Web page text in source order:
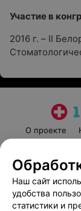
Участие в
2016 г. – II
О проекте
Наш сайт
удобства
статистики и